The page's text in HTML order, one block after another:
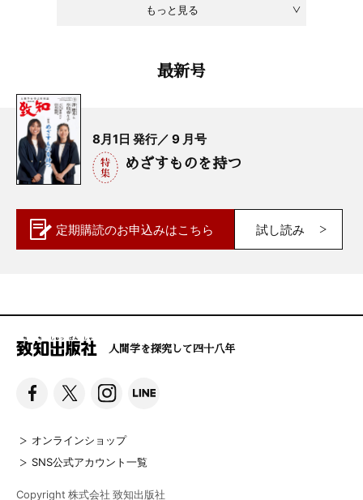
もっと見る
最新号
8月1日 発行／ 9 月号
めざすものを持つ
定期購読のお申込みはこちら 試し読み
人間学を探究して四十八年
オンラインショップ
SNS公式アカウント一覧
Copyright 株式会社 致知出版社